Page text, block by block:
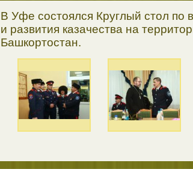
В Уфе состоялся Круглый стол по
и развития казачества на
Башкортостан.